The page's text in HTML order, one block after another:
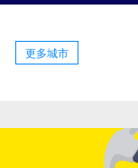
更多城市